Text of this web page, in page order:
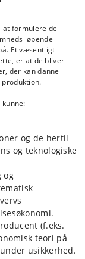
Nøgleord:
Nøgleord:
og økonomi.
krav til de
ønsker at
en lidt mere
knyttet til
at formulere de
løbende
Et væsentligt
er at de bliver
der kan danne
og de hertil
og teknologiske
og
(f.eks.
teori på
usikkerhed.